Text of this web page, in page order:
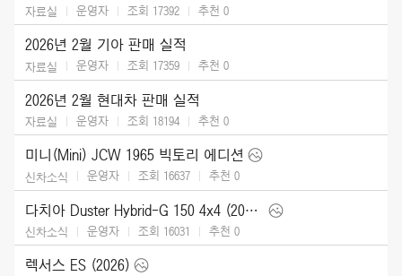
자료실 운영자 조회 17392 추천 0
2026년 2월 기아 판매 실적
자료실 운영자 조회 17359 추천 0
2026년 2월 현대차 판매 실적
자료실 운영자 조회 18194 추천 0
미니(Mini) JCW 1965 빅토리 에디션
신차소식 운영자 조회 16637 추천 0
다치아 Duster Hybrid-G 150 4x4 (2026)
신차소식 운영자 조회 16031 추천 0
렉서스 ES (2026)